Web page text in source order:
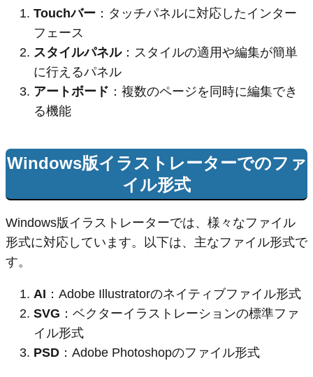
Touchバー ：タッチパネルに対応したインター
フェース
スタイルパネル：スタイルの適用や編集が簡単
に行えるパネル
アートボード ：複数のページを同時に編集でき
る機能
Windows版イラストレーターでのファ
イル形式
Windows版イラストレーターでは、様々なファイル
形式に対応しています。以下は、主なファイル形式で
す。
AI ：Adobe Illustratorのネイティブファイル形式
SVG ：ベクターイラストレーションの標準ファ
イル形式
PSD ：Adobe Photoshopのファイル形式